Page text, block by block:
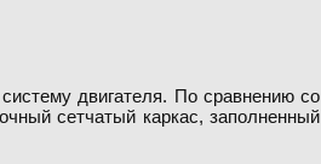
двигателя. По сравнению со
сетчатый каркас, заполненный